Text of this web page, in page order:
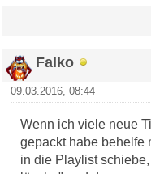
Falko
09.03.2016, 08:44
Wenn ich viele neue
gepackt habe behelfe
in die Playlist